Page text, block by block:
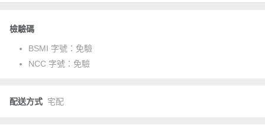
檢驗碼
BSMI 字號： 免驗
NCC 字號： 免驗
配送方式 宅配